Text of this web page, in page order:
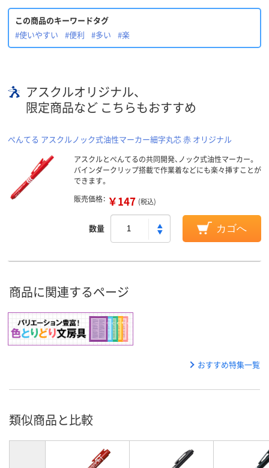
この商品のキーワードタグ
#使いやすい
#便利 #多い #楽
アスクルオリジナル、
限定商品など こちらもおすすめ
ぺんてる アスクルノック式油性マーカー細字丸芯 赤 オリジナル
アスクルとぺんてるの共同開発、ノック式油性マーカー。
バインダークリップ搭載で作業着などにも楽々挿すことが
できます。
販売価格： ￥147 (税込)
数量 カゴへ
商品に関連するページ
おすすめ特集一覧
類似商品と比較